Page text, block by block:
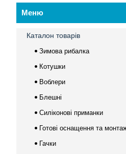
Каталон товарів
Зимова рибалка
Котушки
Воблери
Блешні
Силіконові приманки
Готові оснащення та
Гачки